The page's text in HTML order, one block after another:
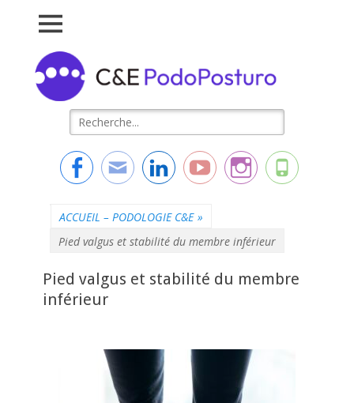
Evolution
L'essentiel de la formation
Rechercher :
Facebook
Adresse
contact
LinkedinYouTube
Instagram
Tél
ACCUEIL – PODOLOGIE C&E »
Pied valgus et stabilité du membre inférieur
Pied valgus et stabilité du membre
inférieur